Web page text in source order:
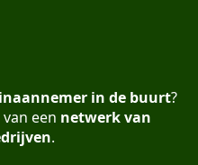
in de buurt?
een netwerk van
.